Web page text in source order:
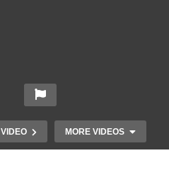
MORE VIDEOS